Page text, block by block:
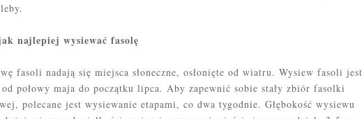
najlepiej wysiewać fasolę
fasoli nadają się miejsca słoneczne, osłonięte od wiatru. Wysiew fasoli jest
połowy maja do początku lipca. Aby zapewnić sobie stały zbiór fasolki
polecane jest wysiewanie etapami, co dwa tygodnie. Głębokość wysiewu